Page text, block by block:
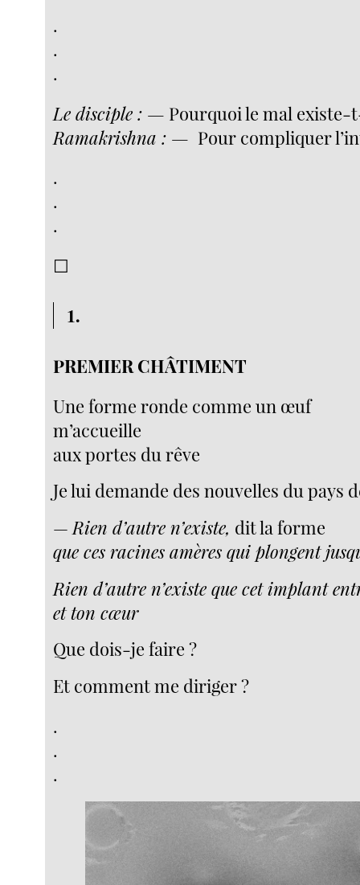
.
.
.
Le disciple : — Pourquoi le mal existe-
Ramakrishna : — Pour compliquer
.
.
.
☐
1.
PREMIER CHÂTIMENT
Une forme ronde comme un œuf
m’accueille
aux portes du rêve
Je lui demande des nouvelles du pays
—Rien d’autre n’existe, dit la forme
que ces racines amères qui plongent
Rien d’autre n’existe que cet implant
et ton cœur
Que dois-je faire ?
Et comment me diriger ?
.
.
.